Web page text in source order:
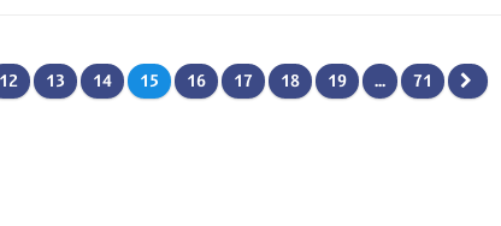
12 13 14 15 16 17 18 19 ... 71